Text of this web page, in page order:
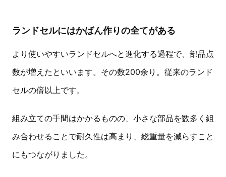
ランドセルにはかばん作りの全てがある
より使いやすいランドセルへと進化する過程で、部品点
数が増えたといいます。その数200余り。従来のランド
セルの倍以上です。
組み立ての手間はかかるものの、小さな部品を数多く組
み合わせることで耐久性は高まり、総重量を減らすこと
にもつながりました。